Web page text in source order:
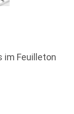
im Feuilleton